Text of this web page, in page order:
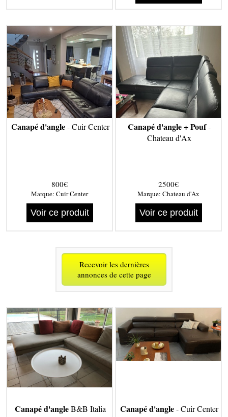
Canapé d'angle- Cuir Center
800€
Marque: Cuir Center
Voir ce produit
Canapé d'angle + Pouf-
Chateau d'Ax
2500€
Marque: Chateau d'Ax
Voir ce produit
Recevoir les dernières
annonces de cette page
Canapé d'angleB&B Italia
Canapé d'angle- Cuir Center